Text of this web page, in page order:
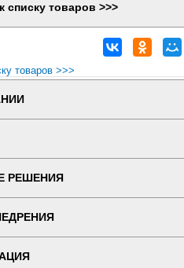
списку товаров >>>
товаров >>>
РЕШЕНИЯ